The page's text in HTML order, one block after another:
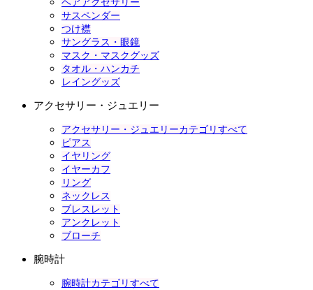
ヘアアクセサリー
サスペンダー
つけ襟
サングラス・眼鏡
マスク・マスクグッズ
タオル・ハンカチ
レイングッズ
アクセサリー・ジュエリー
アクセサリー・ジュエリーカテゴリすべて
ピアス
イヤリング
イヤーカフ
リング
ネックレス
ブレスレット
アンクレット
ブローチ
腕時計
腕時計カテゴリすべて